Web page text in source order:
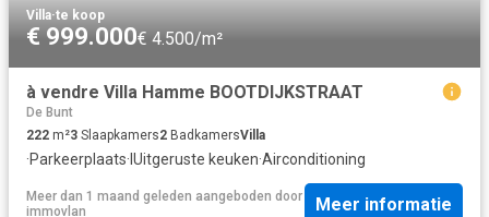
Villa·te koop
€ 999.000€ 4.500/m²
à vendre Villa Hamme BOOTDIJKSTRAAT
De Bunt
222 m²3 Slaapkamers2 BadkamersVilla
·Parkeerplaats· IUitgeruste keuken·Airconditioning
Meer dan 1 maand geleden aangeboden door
immovlan
Meer informatie